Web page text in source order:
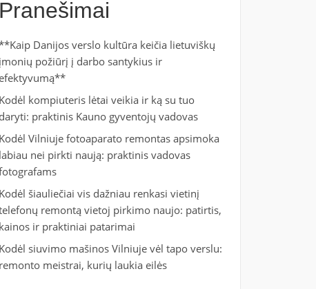
Pranešimai
Danijos verslo kultūra keičia lietuviškų
įmonių požiūrį į darbo santykius ir
efektyvumą**
Kodėl kompiuteris lėtai veikia ir ką su tuo
daryti: praktinis Kauno gyventojų vadovas
Kodėl Vilniuje fotoaparato remontas apsimoka
labiau nei pirkti naują: praktinis vadovas
Kodėl šiauliečiai vis dažniau renkasi vietinį
remontą vietoj pirkimo naujo: patirtis,
kainos ir praktiniai patarimai
Kodėl siuvimo mašinos Vilniuje vėl tapo verslu:
remonto meistrai, kurių laukia eilės